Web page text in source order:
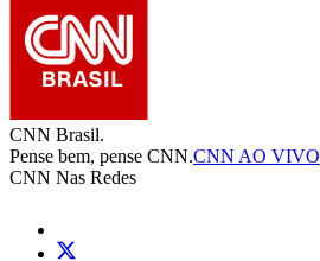
CNN Brasil.
Pense bem, pense CNN.CNN AO VIVO
CNN Nas Redes